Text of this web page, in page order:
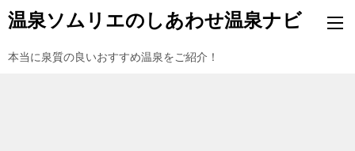
温泉ソムリエのしあわせ温泉ナビ
本当に泉質の良いおすすめ温泉をご紹介！